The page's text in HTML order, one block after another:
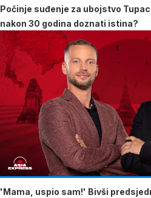
Počinje suđenje za ubojstvo
nakon 30 godina doznati istina?
'Mama, uspio sam!' Bivši